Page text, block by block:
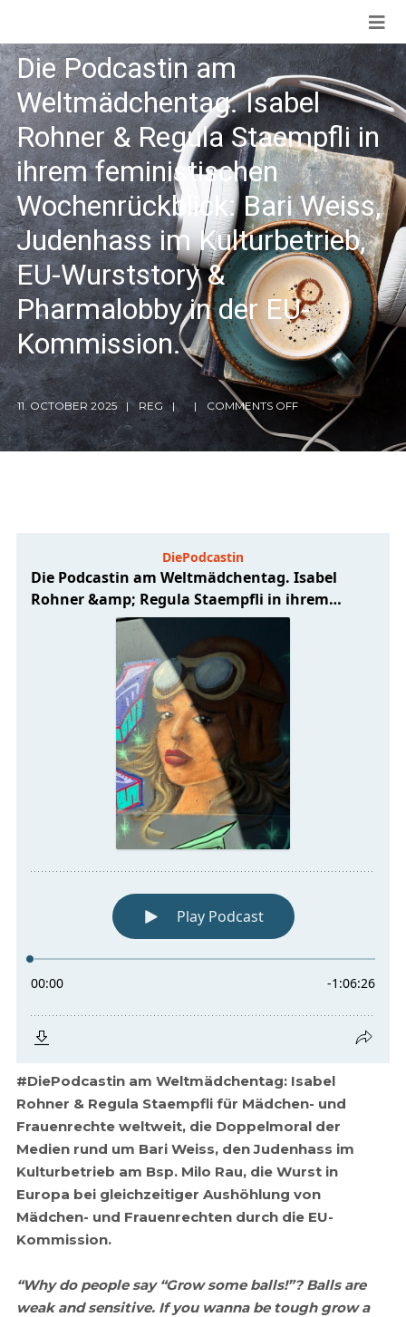
Die Podcastin am
Weltmädchentag. Isabel
Rohner & Regula Staempfli in
ihrem feministischen
Wochenrückblick: Bari Weiss,
Judenhass im Kulturbetrieb,
EU-Wurststory &
Pharmalobby in der EU-
Kommission.
11. OCTOBER 2025 REG COMMENTS OFF
#DiePodcastin am Weltmädchentag: Isabel
Rohner & Regula Staempfli für Mädchen- und
Frauenrechte weltweit, die Doppelmoral der
Medien rund um Bari Weiss, den Judenhass im
Kulturbetrieb am Bsp. Milo Rau, die Wurst in
Europa bei gleichzeitiger Aushöhlung von
Mädchen- und Frauenrechten durch die EU-
Kommission.
“Why do people say “Grow some balls!”? Balls are
weak and sensitive. If you wanna be tough grow a